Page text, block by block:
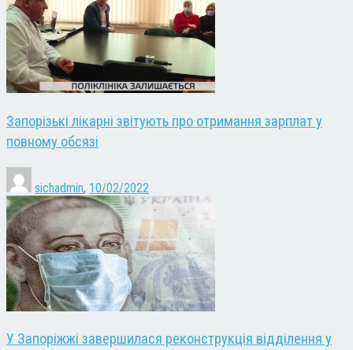
Запорізькі лікарні звітують про отримання зарплат у
повному обсязі
sichadmin, 10/02/2022
У Запоріжжі завершилася реконструкція відділення у